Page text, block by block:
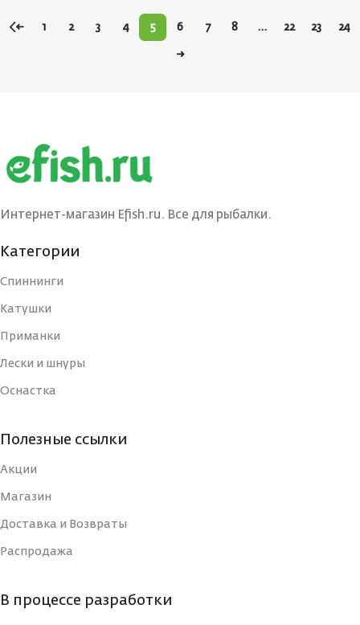
← 1 2 3 4 5 6 7 8 … 22 23 24
→
Интернет-магазин Efish.ru. Все для рыбалки.
Категории
Спиннинги
Катушки
Приманки
Лески и шнуры
Оснастка
Полезные ссылки
Акции
Магазин
Доставка и Возвраты
Распродажа
В процессе разработки